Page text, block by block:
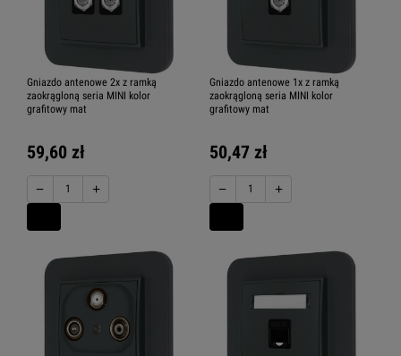
Gniazdo antenowe 2x z ramką
zaokrągloną seria MINI kolor
grafitowy mat
59,60 zł
− +
Gniazdo antenowe 1x z ramką
zaokrągloną seria MINI kolor
grafitowy mat
50,47 zł
− +